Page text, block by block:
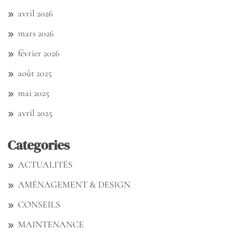
avril 2026
mars 2026
février 2026
août 2025
mai 2025
avril 2025
Categories
ACTUALITÉS
AMÉNAGEMENT & DESIGN
CONSEILS
MAINTENANCE